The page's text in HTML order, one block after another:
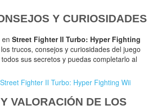
Y CURIOSIDADES
enStreet Fighter II Turbo: Hyper Fighting
trucos, consejos y curiosidades del juego
sus secretos y puedas completarlo al
Fighter II Turbo: Hyper Fighting Wii
VALORACIÓN DE LOS